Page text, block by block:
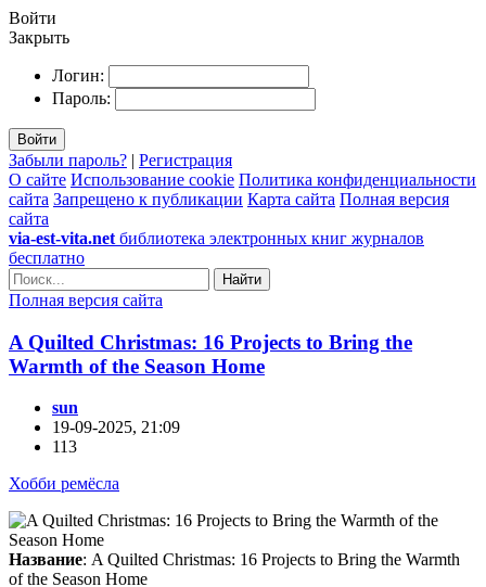
Войти
Закрыть
Логин:
Пароль:
Войти
Забыли пароль? | Регистрация
О сайте Использование cookie Политика конфиденциальности
сайта Запрещено к публикации Карта сайта Полная версия
сайта
via-est-vita.net библиотека электронных книг журналов
бесплатно
Найти
Полная версия сайта
A Quilted Christmas: 16 Projects to Bring the
Warmth of the Season Home
sun
19-09-2025, 21:09
113
Хобби ремёсла
Название: A Quilted Christmas: 16 Projects to Bring the Warmth
of the Season Home